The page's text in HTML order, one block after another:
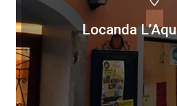
Locanda
Locanda